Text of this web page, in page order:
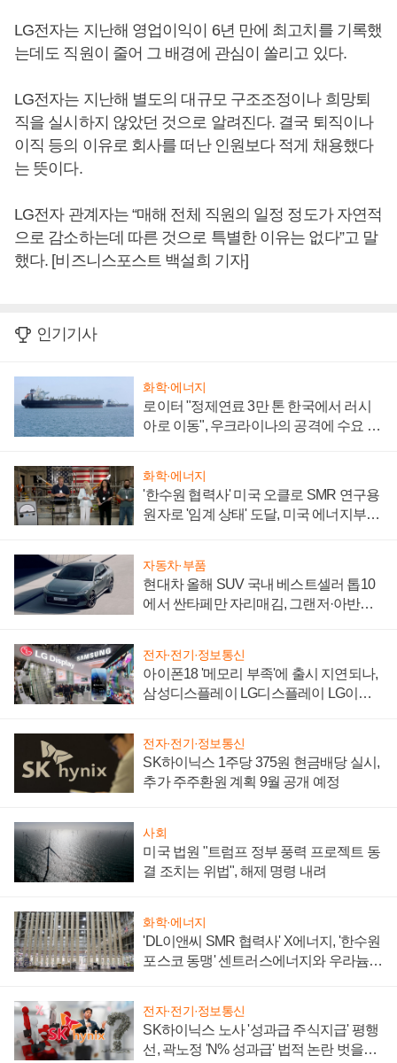
LG전자는 지난해 영업이익이 6년 만에 최고치를 기록했
는데도 직원이 줄어 그 배경에 관심이 쏠리고 있다.
LG전자는 지난해 별도의 대규모 구조조정이나 희망퇴
직을 실시하지 않았던 것으로 알려진다. 결국 퇴직이나
이직 등의 이유로 회사를 떠난 인원보다 적게 채용했다
는 뜻이다.
LG전자 관계자는 “매해 전체 직원의 일정 정도가 자연적
으로 감소하는데 따른 것으로 특별한 이유는 없다”고 말
했다. [비즈니스포스트 백설희 기자]
인기기사
화학·에너지
로이터 "정제연료 3만 톤 한국에서 러시
아로 이동", 우크라이나의 공격에 수요 늘
화학·에너지
'한수원 협력사' 미국 오클로 SMR 연구용
원자로 '임계 상태' 도달, 미국 에너지부
자동차·부품
현대차 올해 SUV 국내 베스트셀러 톱10
에서 싼타페만 자리매김, 그랜저·아반떼
전자·전기·정보통신
아이폰18 '메모리 부족'에 출시 지연되나,
삼성디스플레이 LG디스플레이 LG이노
전자·전기·정보통신
SK하이닉스 1주당 375원 현금배당 실시,
추가 주주환원 계획 9월 공개 예정
사회
미국 법원 "트럼프 정부 풍력 프로젝트 동
결 조치는 위법", 해제 명령 내려
화학·에너지
'DL이앤씨 SMR 협력사' X에너지, '한수원
포스코 동맹' 센트러스에너지와 우라늄
전자·전기·정보통신
SK하이닉스 노사 '성과급 주식지급' 평행
선, 곽노정 'N% 성과급' 법적 논란 벗을지